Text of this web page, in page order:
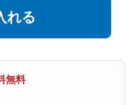
れる
無料